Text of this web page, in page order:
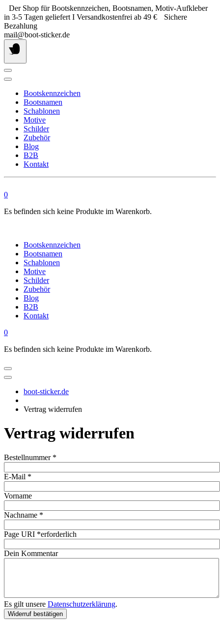
Springe
zum
Inhalt
Der Shop für Bootskennzeichen, Bootsnamen, Motiv-Aufkleber
in 3-5 Tagen geliefert I Versandkostenfrei ab 49 €
Sichere
Bezahlung
mail@boot-sticker.de
Bootskennzeichen
Bootsnamen
Schablonen
Motive
Schilder
Zubehör
Blog
B2B
Kontakt
0
Es befinden sich keine Produkte im Warenkorb.
Bootskennzeichen
Bootsnamen
Schablonen
Motive
Schilder
Zubehör
Blog
B2B
Kontakt
0
Es befinden sich keine Produkte im Warenkorb.
boot-sticker.de
Vertrag widerrufen
Vertrag widerrufen
Bestellnummer *
E-Mail *
Vorname
Nachname *
Page URI *erforderlich
Dein Kommentar
Es gilt unsere Datenschutzerklärung.
Widerruf bestätigen